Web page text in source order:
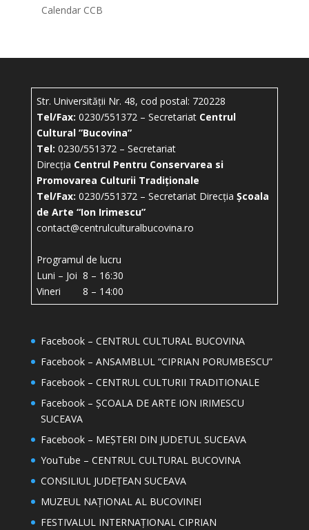
Calendar CCB
Str. Universității Nr. 48, cod postal: 720228
Tel/Fax: 0230/551372 – Secretariat Centrul
Cultural ”Bucovina”
Tel: 0230/551372 – Secretariat
Direcția Centrul Pentru Conservarea si
Promovarea Culturii Tradiționale
Tel/Fax: 0230/551372 – Secretariat Direcția Școala
de Arte “Ion Irimescu”
contact@centrulculturalbucovina.ro
Programul de lucru
Luni – Joi 8 – 16:30
Vineri 8 – 14:00
Facebook – CENTRUL CULTURAL BUCOVINA
Facebook – ANSAMBLUL “CIPRIAN PORUMBESCU”
Facebook – CENTRUL CULTURII TRADITIONALE
Facebook – ȘCOALA DE ARTE ION IRIMESCU
SUCEAVA
Facebook – MEȘTERI DIN JUDETUL SUCEAVA
YouTube – CENTRUL CULTURAL BUCOVINA
CONSILIUL JUDEȚEAN SUCEAVA
MUZEUL NAȚIONAL AL BUCOVINEI
FESTIVALUL INTERNAȚIONAL CIPRIAN